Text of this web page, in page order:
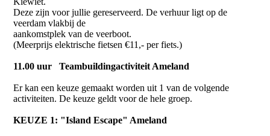
Deze zijn voor jullie gereserveerd. De verhuur ligt op de
veerdam vlakbij de
aankomstplek van de veerboot.
(Meerprijs elektrische fietsen €11,- per fiets.)
11.00 uur Teambuildingactiviteit Ameland
Er kan een keuze gemaakt worden uit 1 van de volgende
activiteiten. De keuze geldt voor de hele groep.
KEUZE 1: "Island Escape" Ameland